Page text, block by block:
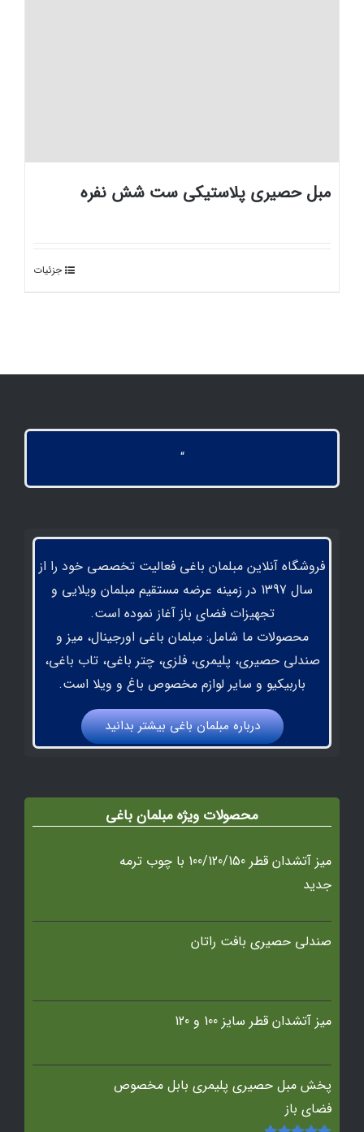
مبل حصیری پلاستیکی ست شش نفره
جزئیات
“
فروشگاه آنلاین مبلمان باغی فعالیت تخصصی خود را از
سال 1397 در زمینه عرضه مستقیم مبلمان ویلایی و
تجهیزات فضای باز آغاز نموده است.
محصولات ما شامل: مبلمان باغی اورجینال، میز و
صندلی حصیری، پلیمری، فلزی، چتر باغی، تاب باغی،
باربیکیو و سایر لوازم مخصوص باغ و ویلا است.
درباره مبلمان باغي بيشتر بدانيد
محصولات ویژه مبلمان باغی
میز آتشدان قطر 100/120/150 با چوب ترمه
جدید
صندلی حصیری بافت راتان
میز آتشدان قطر سایز 100 و 120
پخش مبل حصیری پلیمری بابل مخصوص
فضای باز